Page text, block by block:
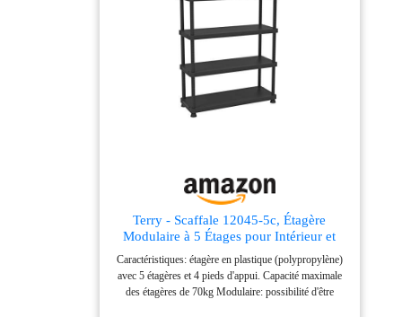
assembler l'organisateur simple. À l'aide du maillet en
bois, vous pouvez créer différents blocs pour s'adapter
à différents espaces ou formes pour répondre à vos
Terry - Scaffale 12045-5c, Étagère
Modulaire à 5 Étages pour Intérieur et
Extérieur
Caractéristiques: étagère en plastique (polypropylène)
avec 5 étagères et 4 pieds d'appui. Capacité maximale
des étagères de 70kg Modulaire: possibilité d'être